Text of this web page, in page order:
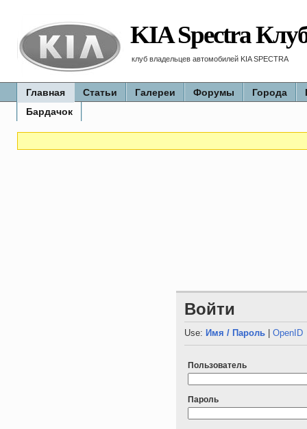
KIA Spectra
клуб владельцев автомобилей KIA SPECTRA
Главная Статьи Галереи Форумы Города
Бардачок
Войти
Use: Имя / Пароль |OpenID
Пользователь
Пароль